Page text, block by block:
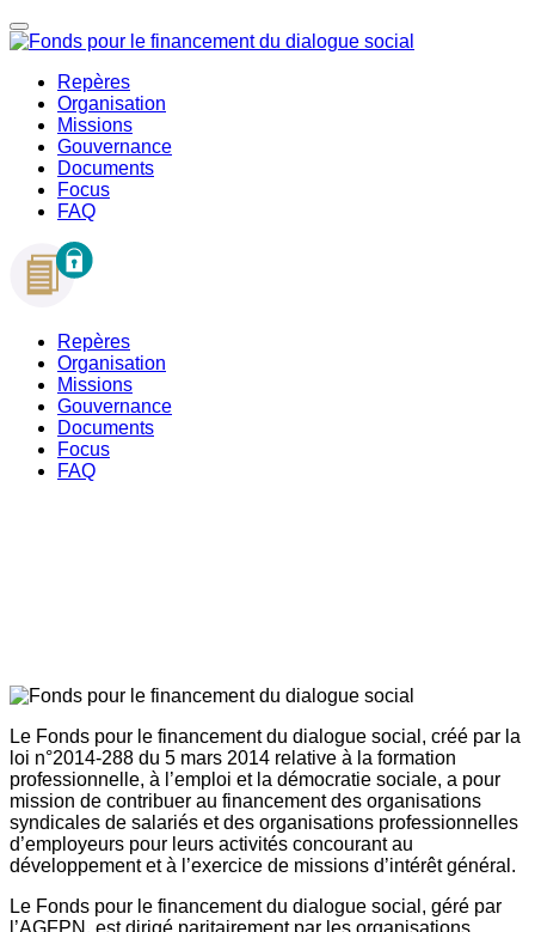
Repères
Organisation
Missions
Gouvernance
Documents
Focus
FAQ
Repères
Organisation
Missions
Gouvernance
Documents
Focus
FAQ
Le Fonds pour le financement du dialogue social, créé par la
loi n°2014-288 du 5 mars 2014 relative à la formation
professionnelle, à l’emploi et la démocratie sociale, a pour
mission de contribuer au financement des organisations
syndicales de salariés et des organisations professionnelles
d’employeurs pour leurs activités concourant au
développement et à l’exercice de missions d’intérêt général.
Le Fonds pour le financement du dialogue social, géré par
l’AGFPN, est dirigé paritairement par les organisations